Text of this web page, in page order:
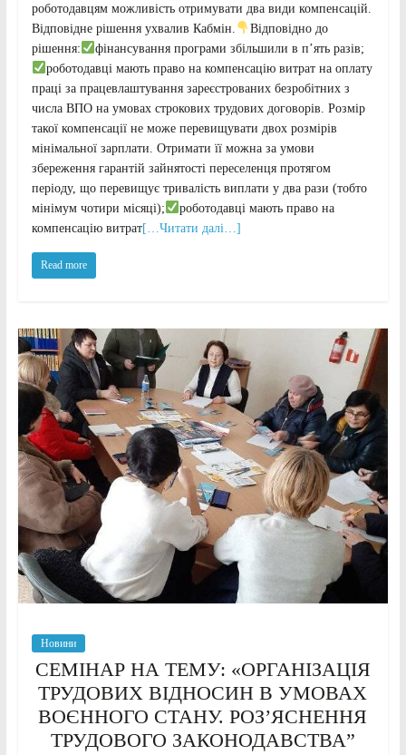
роботодавцям можливість отримувати два види компенсацій.
Відповідне рішення ухвалив Кабмін.
Відповідно до
рішення:
фінансування програми збільшили в п’ять разів;
роботодавці мають право на компенсацію витрат на оплату
праці за працевлаштування зареєстрованих безробітних з
числа ВПО на умовах строкових трудових договорів. Розмір
такої компенсації не може перевищувати двох розмірів
мінімальної зарплати. Отримати її можна за умови
збереження гарантій зайнятості переселенця протягом
періоду, що перевищує тривалість виплати у два рази (тобто
мінімум чотири місяці);
роботодавці мають право на
компенсацію витрат[…Читати далі…]
Read more
Новини
СЕМІНАР НА ТЕМУ: «ОРГАНІЗАЦІЯ
ТРУДОВИХ ВІДНОСИН В УМОВАХ
ВОЄННОГО СТАНУ. РОЗ’ЯСНЕННЯ
ТРУДОВОГО ЗАКОНОДАВСТВА”